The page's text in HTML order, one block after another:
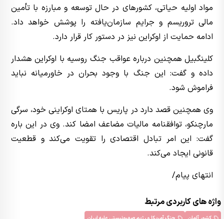
مواد اولیه حیاتی، کشورهای در حال توسعه و مبارزه با تأمین
مالی تروریسم و ​​جرایم سازمان‌یافته را پوشش خواهد داد.
ادامه حمایت از اوکراین نیز در دستور کار قرار دارد.
کلینگبیل همچنین درباره عواقب جنگ روسیه با اوکراین هشدار
داده و گفت: این جنگ با وجود بحران در خاورمیانه نباید
فراموش شود.
وی همچنین قصد دارد در پاریس با همتای اوکراینی خود، سرگی
مارچنکو، توافقنامه مالیات مضاعف امضا کند. وی در این باره
گفت: این امر تبادل اقتصادی را تقویت می‌کند و قطعیت
قانونی ایجاد می‌کند.
انتهای پیام/
واژه های کاربردی مرتبط